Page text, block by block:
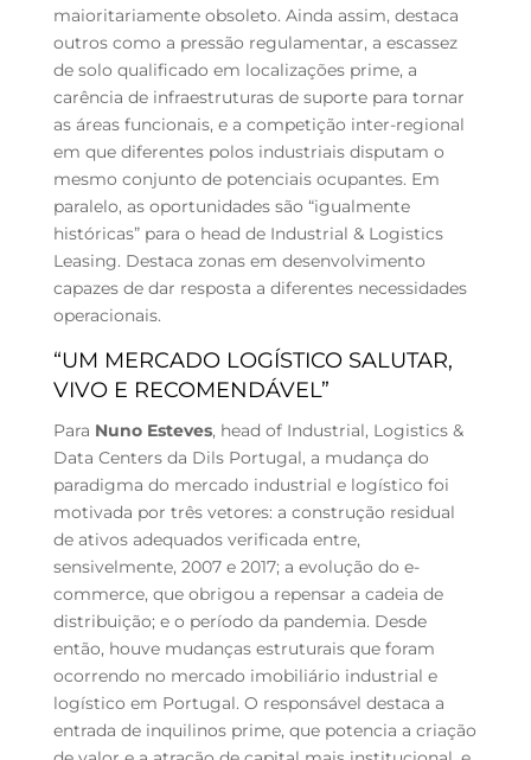
maioritariamente obsoleto. Ainda assim, destaca
outros como a pressão regulamentar, a escassez
de solo qualificado em localizações prime, a
carência de infraestruturas de suporte para tornar
as áreas funcionais, e a competição inter-regional
em que diferentes polos industriais disputam o
mesmo conjunto de potenciais ocupantes. Em
paralelo, as oportunidades são “igualmente
históricas” para o head de Industrial & Logistics
Leasing. Destaca zonas em desenvolvimento
capazes de dar resposta a diferentes necessidades
operacionais.
“UM MERCADO LOGÍSTICO SALUTAR,
VIVO E RECOMENDÁVEL”
Para Nuno Esteves, head of Industrial, Logistics &
Data Centers da Dils Portugal, a mudança do
paradigma do mercado industrial e logístico foi
motivada por três vetores: a construção residual
de ativos adequados verificada entre,
sensivelmente, 2007 e 2017; a evolução do e-
commerce, que obrigou a repensar a cadeia de
distribuição; e o período da pandemia. Desde
então, houve mudanças estruturais que foram
ocorrendo no mercado imobiliário industrial e
logístico em Portugal. O responsável destaca a
entrada de inquilinos prime, que potencia a criação